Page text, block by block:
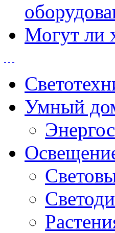
Могут ли
Умный